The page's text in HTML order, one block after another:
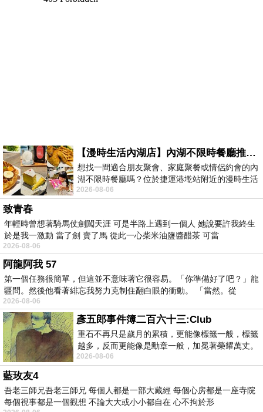
【漫時生活內湖店】內湖不限時餐廳推薦｜捷運港墘站美食，聚餐、約會、家庭聚會首選，正餐甜點一次滿足
想找一間適合朋友聚會、家庭聚餐或情侶約會的內
湖不限時餐廳嗎？位於捷運港墘站附近的漫時生活
內湖店，從捷運站步行約4分鐘即可抵
2026-08-06
致青春
年輕時曾想著騎馬仗劍闖天涯 可是半路上遇到一個人 她說要許我終生
於是我一激動 當了劍 賣了馬 從此一心柴米油鹽醬醋茶 可當
2026-08-06
阿龍阿我 57
第一個任務很簡單，但這並不意味著它很容易。「你準備好了吧？」龍
疆問。然後他看著緋忘我努力克制住翻白眼的衝動。 「當然。從
2026-08-06
彥五郎事件簿二百六十三:Club
重石不再只是歲月的累積，更能像標籤一般，標籤
越多，反而更能像是勳章一般，加冕著榮耀萬丈。
習慣一如縱容，成了再難輕輕放下的罪證
2026-08-06
藍玫友4
吾老三師兄吾老三師兄 每個人都是一部大藏經 每個心房都是一座寺院
每個視事都是一個觀想 不論大大或小小都自在 心不拘於形